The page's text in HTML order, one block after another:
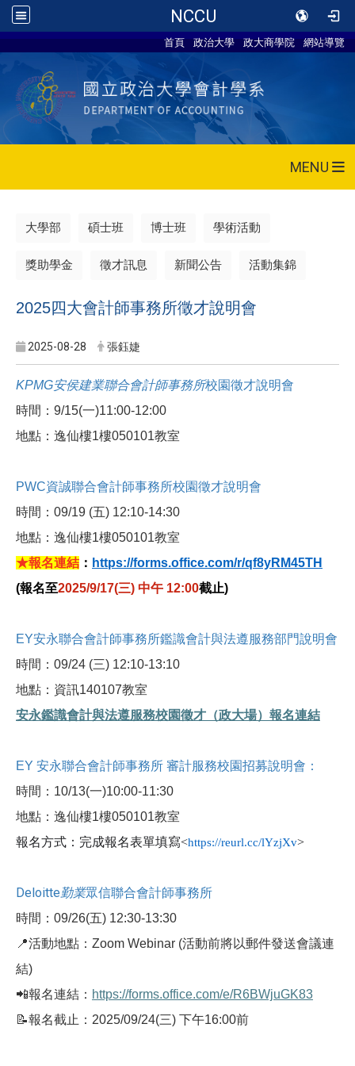
NCCU
首頁 政治大學 政大商學院 網站導覽
MENU
大學部 碩士班 博士班 學術活動
獎助學金 徵才訊息 新聞公告 活動集錦
2025四大會計師事務所徵才說明會
2025-08-28 張鈺婕
KPMG安侯建業聯合會計師事務所校園徵才說明會
時間：9/15(一)11:00-12:00
地點：逸仙樓1樓050101教室
PWC資誠聯合會計師事務所校園徵才說明會
時間：09/19 (五) 12:10-14:30
地點： 逸仙樓1樓050101教室
★報名連結 ： https://forms.office.com/r/qf8yRM45TH
(報名至2025/9/17(三) 中午 12:00截止)
EY安永聯合會計師事務所鑑識會計與法遵服務部門說明會
時間：09/24 (三) 12:10-13:10
地點：資訊140107教室
安永鑑識會計與法遵服務校園徵才（政大場）報名連結
EY 安永聯合會計師事務所 審計服務校園招募說明會：
時間：10/13(一)10:00-11:30
地點：逸仙樓1樓050101教室
報名方式：完成報名表單填寫<https://reurl.cc/lYzjXv>
Deloitte勤業眾信聯合會計師事務所
時間： 09/26(五) 12:30-13:30
📍活動地點：Zoom Webinar (活動前將以郵件發送會議連
結)
📲報名連結： https://forms.office.com/e/R6BWjuGK83
📝報名截止：2025/09/24(三) 下午16:00前